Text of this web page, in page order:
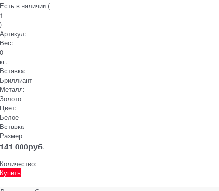
Есть в наличии (
1
)
Артикул:
Вес:
0
кг.
Вставка:
Бриллиант
Металл:
Золото
Цвет:
Белое
Вставка
Размер
141 000руб.
Количество:
Купить